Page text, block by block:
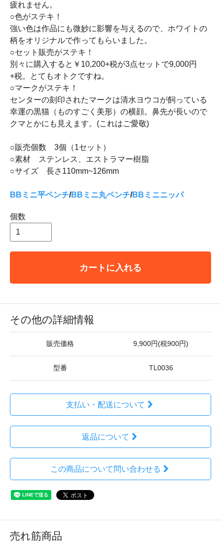
疲れません。
○色がステキ！
強い色は作品にも微妙に影響を与えるので、ホワイトの
柄をオリジナルで作ってもらいました。
○セット販売がステキ！
別々に購入すると￥10,200+税が3点セットで9,000円
+税。とてもオトクですね。
○マークがステキ！
センターの刻印されたマークは清水ヨウコが飼っている
幸運の黒猫（ものすごく美形）の横顔。鼻先が長いので
クマとかにも見えます。(これはご愛敬)
○販売個数 3個（1セット）
○素材 ステンレス、エストラマー樹脂
○サイズ 長さ110mm~126mm
BBミニ平ペンチ/BBミニ丸ペンチ/BBミニニッパ
個数
カートに入れる
その他の詳細情報
販売価格 9,900円(税900円)
型番 TL0036
支払い・配送について
返品について
この商品について問い合わせる
売れ筋商品